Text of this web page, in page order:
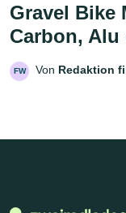
Gravel Bike
Carbon,
FW Von Redaktion